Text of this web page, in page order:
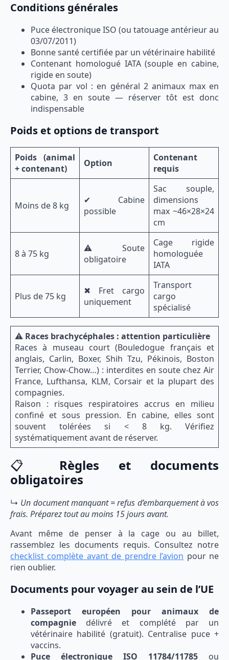
Conditions générales
Puce électronique ISO (ou tatouage antérieur au
03/07/2011)
Bonne santé certifiée par un vétérinaire habilité
Contenant homologué IATA (souple en cabine,
rigide en soute)
Quota par vol : en général 2 animaux max en
cabine, 3 en soute — réserver tôt est donc
indispensable
Poids et options de transport
Poids (animal
+ contenant)
Option
Contenant
requis
Moins de 8 kg
✔ Cabine
possible
Sac souple,
dimensions
max ~46×28×24
cm
8 à 75 kg
⚠ Soute
obligatoire
Cage rigide
homologuée
IATA
Plus de 75 kg
✖ Fret cargo
uniquement
Transport
cargo
spécialisé
⚠️ Races brachycéphales : attention particulière
Races à museau court (Bouledogue français et
anglais, Carlin, Boxer, Shih Tzu, Pékinois, Boston
Terrier, Chow-Chow…) : interdites en soute chez Air
France, Lufthansa, KLM, Corsair et la plupart des
compagnies.
Raison : risques respiratoires accrus en milieu
confiné et sous pression. En cabine, elles sont
souvent tolérées si < 8 kg. Vérifiez
systématiquement avant de réserver.
📋 Règles et documents
obligatoires
↳ Un document manquant = refus d’embarquement à vos
frais. Préparez tout au moins 15 jours avant.
Avant même de penser à la cage ou au billet,
rassemblez les documents requis. Consultez notre
checklist complète avant de prendre l’avion pour ne
rien oublier.
Documents pour voyager au sein de l’UE
Passeport européen pour animaux de
compagnie délivré et complété par un
vétérinaire habilité (gratuit). Centralise puce +
vaccins.
Puce électronique ISO 11784/11785 ou